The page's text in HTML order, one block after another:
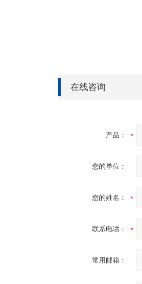
在线咨询
产品：
您的单位：
您的姓名：
联系电话：
常用邮箱：